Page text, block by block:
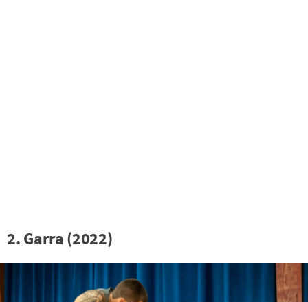
2. Garra (2022)